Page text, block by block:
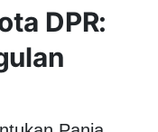
DPR: